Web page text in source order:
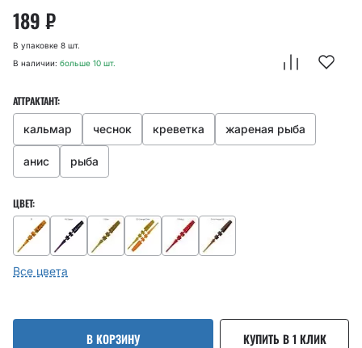
189₽
В упаковке 8 шт.
В наличии: больше 10 шт.
АТТРАКТАНТ:
кальмар чеснок креветка жареная рыба
анис рыба
ЦВЕТ:
Все цвета
В КОРЗИНУ КУПИТЬ В 1 КЛИК